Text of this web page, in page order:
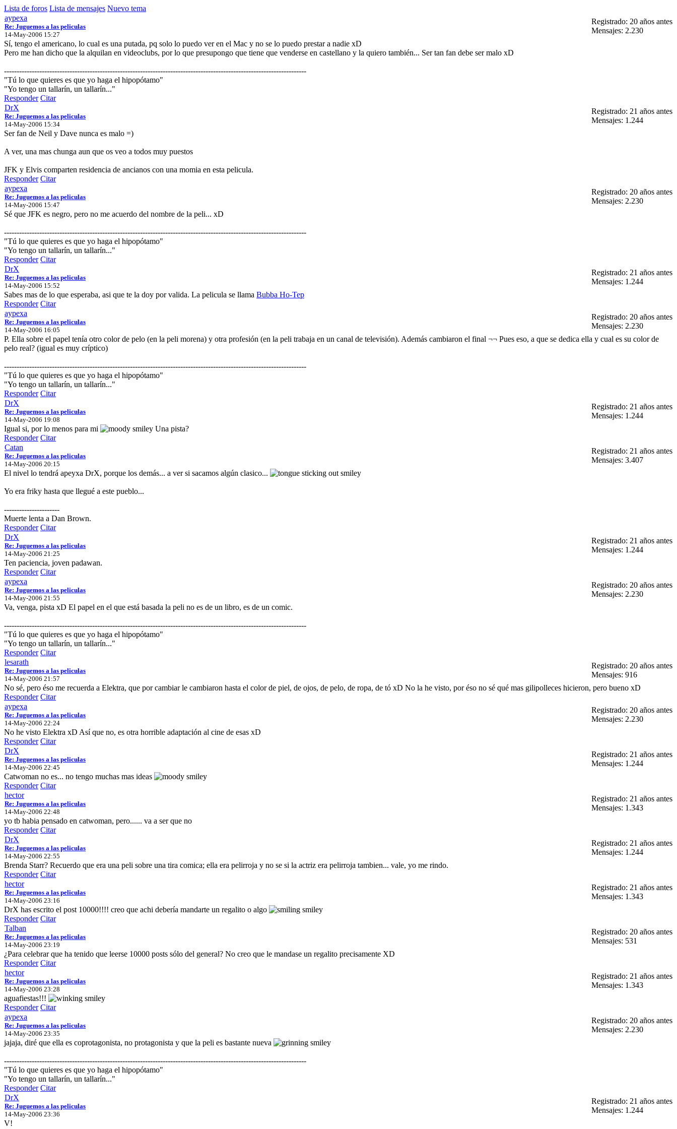
Lista de foros Lista de mensajes Nuevo tema
aypexa
Re: Juguemos a las peliculas
14-May-2006 15:27
Registrado: 20 años antes
Mensajes: 2.230
Sí, tengo el americano, lo cual es una putada, pq solo lo puedo ver en el Mac y no se lo puedo prestar a nadie xD
Pero me han dicho que la alquilan en videoclubs, por lo que presupongo que tiene que venderse en castellano y la quiero también... Ser tan fan debe ser malo xD
------------------------------------------------------------------------------------------------------------------------
"Tú lo que quieres es que yo haga el hipopótamo"
"Yo tengo un tallarín, un tallarín..."
Responder Citar
DrX
Re: Juguemos a las peliculas
14-May-2006 15:34
Registrado: 21 años antes
Mensajes: 1.244
Ser fan de Neil y Dave nunca es malo =)
A ver, una mas chunga aun que os veo a todos muy puestos
JFK y Elvis comparten residencia de ancianos con una momia en esta pelicula.
Responder Citar
aypexa
Re: Juguemos a las peliculas
14-May-2006 15:47
Registrado: 20 años antes
Mensajes: 2.230
Sé que JFK es negro, pero no me acuerdo del nombre de la peli... xD
------------------------------------------------------------------------------------------------------------------------
"Tú lo que quieres es que yo haga el hipopótamo"
"Yo tengo un tallarín, un tallarín..."
Responder Citar
DrX
Re: Juguemos a las peliculas
14-May-2006 15:52
Registrado: 21 años antes
Mensajes: 1.244
Sabes mas de lo que esperaba, asi que te la doy por valida. La pelicula se llama Bubba Ho-Tep
Responder Citar
aypexa
Re: Juguemos a las peliculas
14-May-2006 16:05
Registrado: 20 años antes
Mensajes: 2.230
P. Ella sobre el papel tenía otro color de pelo (en la peli morena) y otra profesión (en la peli trabaja en un canal de televisión). Además cambiaron el final ¬¬ Pues eso, a que se dedica ella y cual es su color de
pelo real? (igual es muy críptico)
------------------------------------------------------------------------------------------------------------------------
"Tú lo que quieres es que yo haga el hipopótamo"
"Yo tengo un tallarín, un tallarín..."
Responder Citar
DrX
Re: Juguemos a las peliculas
14-May-2006 19:08
Registrado: 21 años antes
Mensajes: 1.244
Igual si, por lo menos para mi
Una pista?
Responder Citar
Catan
Re: Juguemos a las peliculas
14-May-2006 20:15
Registrado: 21 años antes
Mensajes: 3.407
El nivel lo tendrá apeyxa DrX, porque los demás... a ver si sacamos algún clasico...
Yo era friky hasta que llegué a este pueblo...
----------------------
Muerte lenta a Dan Brown.
Responder Citar
DrX
Re: Juguemos a las peliculas
14-May-2006 21:25
Registrado: 21 años antes
Mensajes: 1.244
Ten paciencia, joven padawan.
Responder Citar
aypexa
Re: Juguemos a las peliculas
14-May-2006 21:55
Registrado: 20 años antes
Mensajes: 2.230
Va, venga, pista xD El papel en el que está basada la peli no es de un libro, es de un comic.
------------------------------------------------------------------------------------------------------------------------
"Tú lo que quieres es que yo haga el hipopótamo"
"Yo tengo un tallarín, un tallarín..."
Responder Citar
lesarath
Re: Juguemos a las peliculas
14-May-2006 21:57
Registrado: 20 años antes
Mensajes: 916
No sé, pero éso me recuerda a Elektra, que por cambiar le cambiaron hasta el color de piel, de ojos, de pelo, de ropa, de tó xD No la he visto, por éso no sé qué mas gilipolleces hicieron, pero bueno xD
Responder Citar
aypexa
Re: Juguemos a las peliculas
14-May-2006 22:24
Registrado: 20 años antes
Mensajes: 2.230
No he visto Elektra xD Así que no, es otra horrible adaptación al cine de esas xD
Responder Citar
DrX
Re: Juguemos a las peliculas
14-May-2006 22:45
Registrado: 21 años antes
Mensajes: 1.244
Catwoman no es... no tengo muchas mas ideas
Responder Citar
hector
Re: Juguemos a las peliculas
14-May-2006 22:48
Registrado: 21 años antes
Mensajes: 1.343
yo tb habia pensado en catwoman, pero...... va a ser que no
Responder Citar
DrX
Re: Juguemos a las peliculas
14-May-2006 22:55
Registrado: 21 años antes
Mensajes: 1.244
Brenda Starr? Recuerdo que era una peli sobre una tira comica; ella era pelirroja y no se si la actriz era pelirroja tambien... vale, yo me rindo.
Responder Citar
hector
Re: Juguemos a las peliculas
14-May-2006 23:16
Registrado: 21 años antes
Mensajes: 1.343
DrX has escrito el post 10000!!!! creo que achi debería mandarte un regalito o algo
Responder Citar
Talban
Re: Juguemos a las peliculas
14-May-2006 23:19
Registrado: 20 años antes
Mensajes: 531
¿Para celebrar que ha tenido que leerse 10000 posts sólo del general? No creo que le mandase un regalito precisamente XD
Responder Citar
hector
Re: Juguemos a las peliculas
14-May-2006 23:28
Registrado: 21 años antes
Mensajes: 1.343
aguafiestas!!!
Responder Citar
aypexa
Re: Juguemos a las peliculas
14-May-2006 23:35
Registrado: 20 años antes
Mensajes: 2.230
jajaja, diré que ella es coprotagonista, no protagonista y que la peli es bastante nueva
------------------------------------------------------------------------------------------------------------------------
"Tú lo que quieres es que yo haga el hipopótamo"
"Yo tengo un tallarín, un tallarín..."
Responder Citar
DrX
Re: Juguemos a las peliculas
14-May-2006 23:36
Registrado: 21 años antes
Mensajes: 1.244
V!